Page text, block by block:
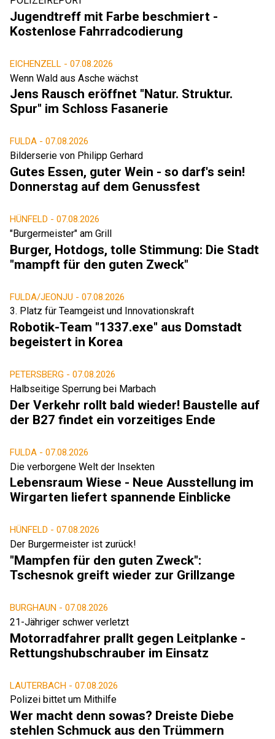
Jugendtreff mit Farbe beschmiert -
Kostenlose Fahrradcodierung
EICHENZELL - 07.08.2026
Wenn Wald aus Asche wächst
Jens Rausch eröffnet "Natur. Struktur.
Spur" im Schloss Fasanerie
FULDA - 07.08.2026
Bilderserie von Philipp Gerhard
Gutes Essen, guter Wein - so darf's sein!
Donnerstag auf dem Genussfest
HÜNFELD - 07.08.2026
"Burgermeister" am Grill
Burger, Hotdogs, tolle Stimmung: Die Stadt
"mampft für den guten Zweck"
FULDA/JEONJU - 07.08.2026
3. Platz für Teamgeist und Innovationskraft
Robotik-Team "1337.exe" aus Domstadt
begeistert in Korea
PETERSBERG - 07.08.2026
Halbseitige Sperrung bei Marbach
Der Verkehr rollt bald wieder! Baustelle auf
der B27 findet ein vorzeitiges Ende
FULDA - 07.08.2026
Die verborgene Welt der Insekten
Lebensraum Wiese - Neue Ausstellung im
Wirgarten liefert spannende Einblicke
HÜNFELD - 07.08.2026
Der Burgermeister ist zurück!
"Mampfen für den guten Zweck":
Tschesnok greift wieder zur Grillzange
BURGHAUN - 07.08.2026
21-Jähriger schwer verletzt
Motorradfahrer prallt gegen Leitplanke -
Rettungshubschrauber im Einsatz
LAUTERBACH - 07.08.2026
Polizei bittet um Mithilfe
Wer macht denn sowas? Dreiste Diebe
stehlen Schmuck aus den Trümmern